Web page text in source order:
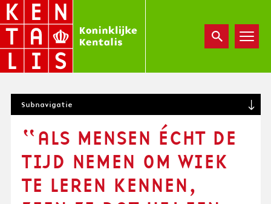
Overslaan
en
de
inhoud
U
Subnavigatie
“ALS MENSEN ÉCHT DE
TIJD NEMEN OM WIEK
TE LEREN KENNEN,